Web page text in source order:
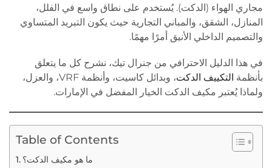
مجاري الهواء (الدكت). يُستخدم على نطاق واسع في الفلل،
المنازل، الشقق، والمباني التجارية حيث يكون التبريد المتساوي
والتصميم الداخلي الأنيق أمرًا مهمًا.
في هذا الدليل الاحترافي من جنرال تيك، نشرح كل ما يتعلق
بأنظمة التكييف الدكت
، وبدائل كاسيت، وأنظمة VRF، والعزل،
ولماذا يُعتبر مكيف الدكت الخيار المفضل في الإمارات.
Table of Contents
ما هو مكيف الدكت؟